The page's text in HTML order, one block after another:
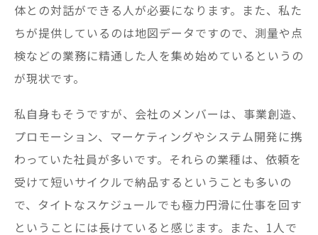
体との対話ができる人が必要になります。また、私た
ちが提供しているのは地図データですので、測量や点
検などの業務に精通した人を集め始めているというの
が現状です。
私自身もそうですが、会社のメンバーは、事業創造、
プロモーション、マーケティングやシステム開発に携
わっていた社員が多いです。それらの業種は、依頼を
受けて短いサイクルで納品するということも多いの
で、タイトなスケジュールでも極力円滑に仕事を回す
ということには長けていると感じます。また、1人で